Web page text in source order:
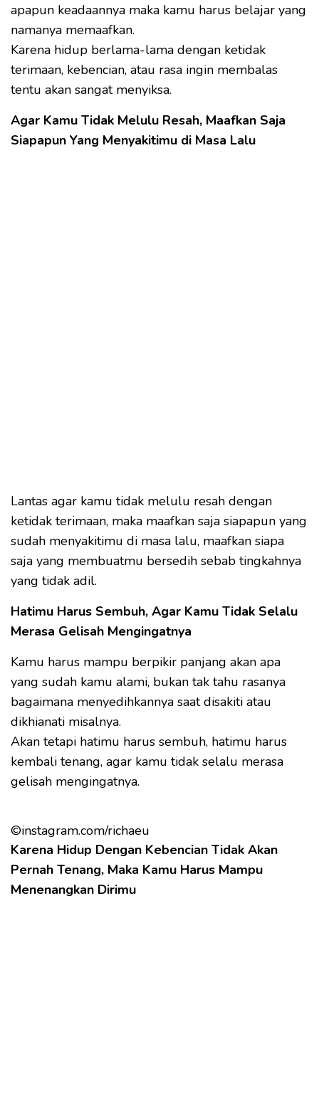
apapun keadaannya maka kamu harus belajar yang
namanya memaafkan.
Karena hidup berlama-lama dengan ketidak
terimaan, kebencian, atau rasa ingin membalas
tentu akan sangat menyiksa.
Agar Kamu Tidak Melulu Resah, Maafkan Saja
Siapapun Yang Menyakitimu di Masa Lalu
Lantas agar kamu tidak melulu resah dengan
ketidak terimaan, maka maafkan saja siapapun yang
sudah menyakitimu di masa lalu, maafkan siapa
saja yang membuatmu bersedih sebab tingkahnya
yang tidak adil.
Hatimu Harus Sembuh, Agar Kamu Tidak Selalu
Merasa Gelisah Mengingatnya
Kamu harus mampu berpikir panjang akan apa
yang sudah kamu alami, bukan tak tahu rasanya
bagaimana menyedihkannya saat disakiti atau
dikhianati misalnya.
Akan tetapi hatimu harus sembuh, hatimu harus
kembali tenang, agar kamu tidak selalu merasa
gelisah mengingatnya.
©instagram.com/richaeu
Karena Hidup Dengan Kebencian Tidak Akan
Pernah Tenang, Maka Kamu Harus Mampu
Menenangkan Dirimu